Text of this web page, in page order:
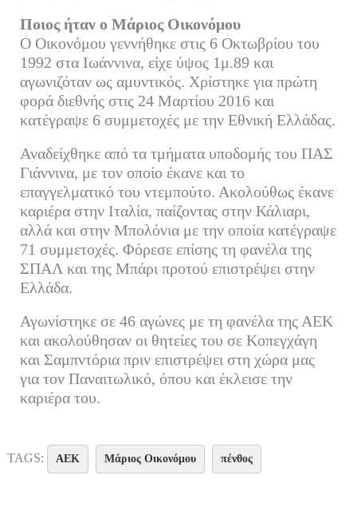
Ποιος ήταν ο Μάριος Οικονόμου
Ο Οικονόμου γεννήθηκε στις 6 Οκτωβρίου του
1992 στα Ιωάννινα, είχε ύψος 1μ.89 και
αγωνιζόταν ως αμυντικός. Χρίστηκε για πρώτη
φορά διεθνής στις 24 Μαρτίου 2016 και
κατέγραψε 6 συμμετοχές με την Εθνική Ελλάδας.
Αναδείχθηκε από τα τμήματα υποδομής του ΠΑΣ
Γιάννινα, με τον οποίο έκανε και το
επαγγελματικό του ντεμπούτο. Ακολούθως έκανε
καριέρα στην Ιταλία, παίζοντας στην Κάλιαρι,
αλλά και στην Μπολόνια με την οποία κατέγραψε
71 συμμετοχές. Φόρεσε επίσης τη φανέλα της
ΣΠΑΛ και της Μπάρι προτού επιστρέψει στην
Ελλάδα.
Αγωνίστηκε σε 46 αγώνες με τη φανέλα της ΑΕΚ
και ακολούθησαν οι θητείες του σε Κοπεγχάγη
και Σαμπντόρια πριν επιστρέψει στη χώρα μας
για τον Παναιτωλικό, όπου και έκλεισε την
καριέρα του.
TAGS: ΑΕΚ Μάριος Οικονόμου πένθος